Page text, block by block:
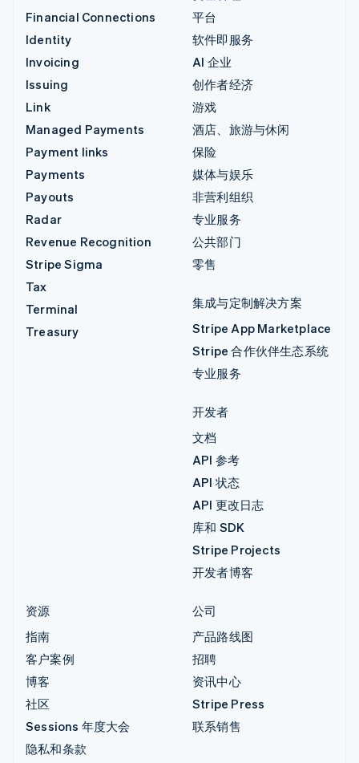
Financial Connections
Identity
Invoicing
Issuing
Link
Managed Payments
Payment links
Payments
Payouts
Radar
Revenue Recognition
Stripe Sigma
Tax
Terminal
Treasury
平台
软件即服务
AI 企业
创作者经济
游戏
酒店、旅游与休闲
保险
媒体与娱乐
非营利组织
专业服务
公共部门
零售
集成与定制解决方案
Stripe App Marketplace
Stripe 合作伙伴生态系统
专业服务
开发者
文档
API 参考
API 状态
API 更改日志
库和 SDK
Stripe Projects
开发者博客
资源
指南
客户案例
博客
社区
Sessions 年度大会
隐私和条款
公司
产品路线图
招聘
资讯中心
Stripe Press
联系销售